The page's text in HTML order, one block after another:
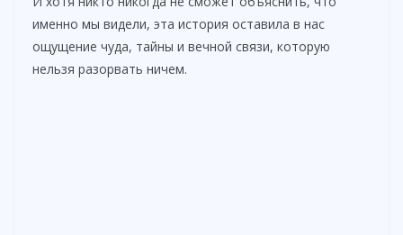
именно мы видели, эта история оставила в нас
ощущение чуда, тайны и вечной связи, которую
нельзя разорвать ничем.